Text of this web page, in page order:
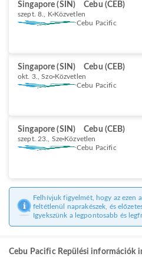
Singapore (SIN) Cebu (CEB)
szept. 8., K Közvetlen
Cebu Pacific
Singapore (SIN) Cebu (CEB)
okt. 3., Szo Közvetlen
Cebu Pacific
Singapore (SIN) Cebu (CEB)
szept. 23., Sze Közvetlen
Cebu Pacific
Felhívjuk figyelmét, hogy az ezen
feltétlenül naprakészek, és
Igyekszünk a legpontosabb és
Cebu Pacific Repülési információk